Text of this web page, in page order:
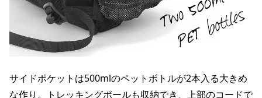
サイドポケットは500mlのペットボトルが2本入る大きめ
な作り。トレッキングポールも収納でき、上部のコードで